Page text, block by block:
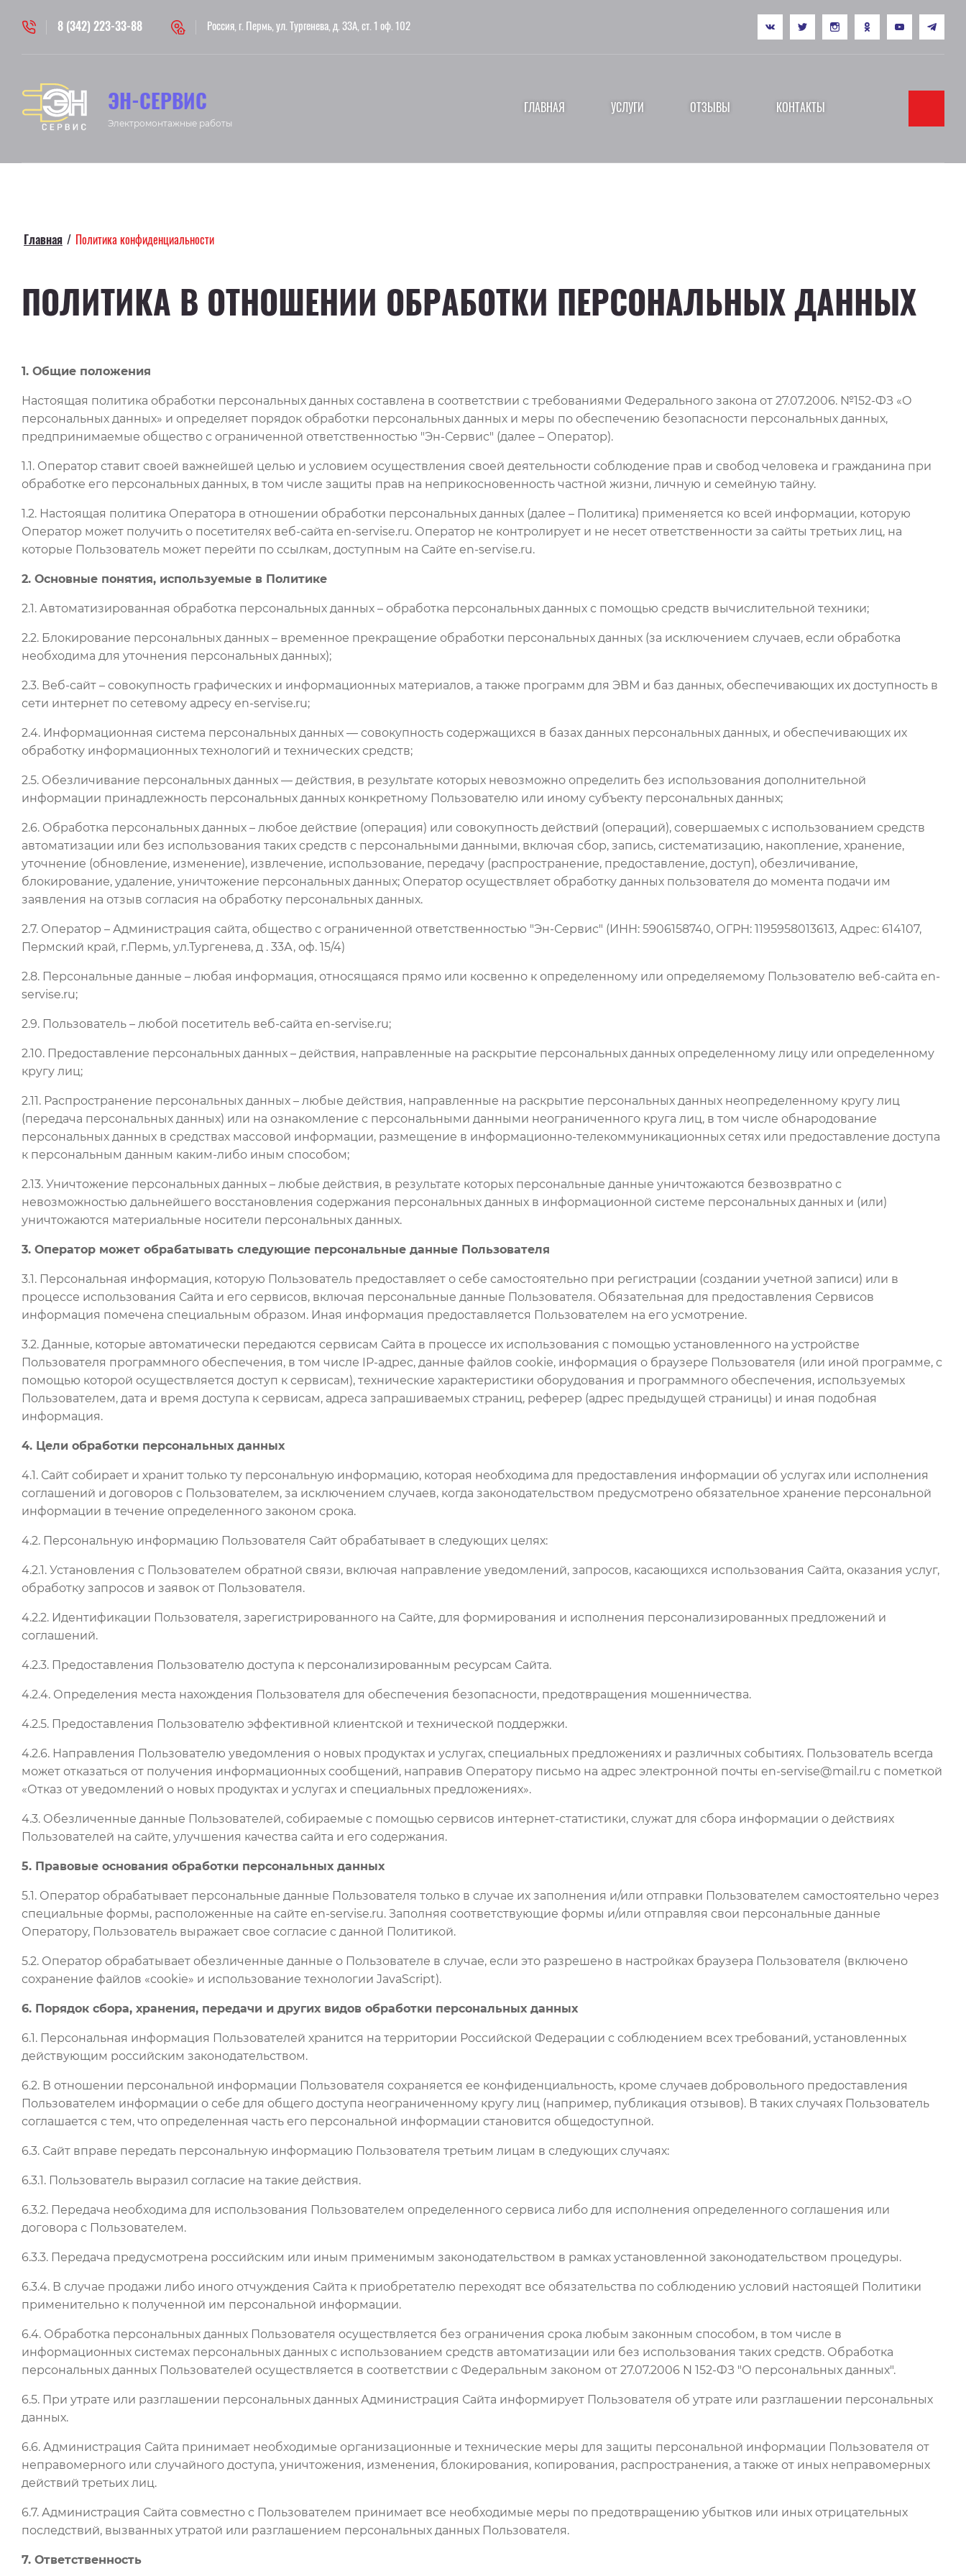
Россия, г. Пермь, ул. Тургенева, д. 33А, ст. 1 оф. 102
8 (342) 223-33-88
ЭН-СЕРВИС
Электромонтажные работы
ГЛАВНАЯ УСЛУГИ ОТЗЫВЫ КОНТАКТЫ
Главная / Политика конфиденциальности
ПОЛИТИКА В ОТНОШЕНИИ ОБРАБОТКИ ПЕРСОНАЛЬНЫХ ДАННЫХ
1. Общие положения
Настоящая политика обработки персональных данных составлена в соответствии с требованиями Федерального закона от 27.07.2006. №152-ФЗ «О
персональных данных» и определяет порядок обработки персональных данных и меры по обеспечению безопасности персональных данных,
предпринимаемые общество с ограниченной ответственностью "Эн-Сервис" (далее – Оператор).
1.1. Оператор ставит своей важнейшей целью и условием осуществления своей деятельности соблюдение прав и свобод человека и гражданина при
обработке его персональных данных, в том числе защиты прав на неприкосновенность частной жизни, личную и семейную тайну.
1.2. Настоящая политика Оператора в отношении обработки персональных данных (далее – Политика) применяется ко всей информации, которую
Оператор может получить о посетителях веб-сайта en-servise.ru. Оператор не контролирует и не несет ответственности за сайты третьих лиц, на
которые Пользователь может перейти по ссылкам, доступным на Сайте en-servise.ru.
2. Основные понятия, используемые в Политике
2.1. Автоматизированная обработка персональных данных – обработка персональных данных с помощью средств вычислительной техники;
2.2. Блокирование персональных данных – временное прекращение обработки персональных данных (за исключением случаев, если обработка
необходима для уточнения персональных данных);
2.3. Веб-сайт – совокупность графических и информационных материалов, а также программ для ЭВМ и баз данных, обеспечивающих их доступность в
сети интернет по сетевому адресу en-servise.ru;
2.4. Информационная система персональных данных — совокупность содержащихся в базах данных персональных данных, и обеспечивающих их
обработку информационных технологий и технических средств;
2.5. Обезличивание персональных данных — действия, в результате которых невозможно определить без использования дополнительной
информации принадлежность персональных данных конкретному Пользователю или иному субъекту персональных данных;
2.6. Обработка персональных данных – любое действие (операция) или совокупность действий (операций), совершаемых с использованием средств
автоматизации или без использования таких средств с персональными данными, включая сбор, запись, систематизацию, накопление, хранение,
уточнение (обновление, изменение), извлечение, использование, передачу (распространение, предоставление, доступ), обезличивание,
блокирование, удаление, уничтожение персональных данных; Оператор осуществляет обработку данных пользователя до момента подачи им
заявления на отзыв согласия на обработку персональных данных.
2.7. Оператор – Администрация сайта, общество с ограниченной ответственностью "Эн-Сервис" (ИНН: 5906158740, ОГРН: 1195958013613, Адрес: 614107,
Пермский край, г.Пермь, ул.Тургенева, д . 33А, оф. 15/4)
2.8. Персональные данные – любая информация, относящаяся прямо или косвенно к определенному или определяемому Пользователю веб-сайта en-
servise.ru;
2.9. Пользователь – любой посетитель веб-сайта en-servise.ru;
2.10. Предоставление персональных данных – действия, направленные на раскрытие персональных данных определенному лицу или определенному
кругу лиц;
2.11. Распространение персональных данных – любые действия, направленные на раскрытие персональных данных неопределенному кругу лиц
(передача персональных данных) или на ознакомление с персональными данными неограниченного круга лиц, в том числе обнародование
персональных данных в средствах массовой информации, размещение в информационно-телекоммуникационных сетях или предоставление доступа
к персональным данным каким-либо иным способом;
2.13. Уничтожение персональных данных – любые действия, в результате которых персональные данные уничтожаются безвозвратно с
невозможностью дальнейшего восстановления содержания персональных данных в информационной системе персональных данных и (или)
уничтожаются материальные носители персональных данных.
3. Оператор может обрабатывать следующие персональные данные Пользователя
3.1. Персональная информация, которую Пользователь предоставляет о себе самостоятельно при регистрации (создании учетной записи) или в
процессе использования Сайта и его сервисов, включая персональные данные Пользователя. Обязательная для предоставления Сервисов
информация помечена специальным образом. Иная информация предоставляется Пользователем на его усмотрение.
3.2. Данные, которые автоматически передаются сервисам Сайта в процессе их использования с помощью установленного на устройстве
Пользователя программного обеспечения, в том числе IP-адрес, данные файлов cookie, информация о браузере Пользователя (или иной программе, с
помощью которой осуществляется доступ к сервисам), технические характеристики оборудования и программного обеспечения, используемых
Пользователем, дата и время доступа к сервисам, адреса запрашиваемых страниц, реферер (адрес предыдущей страницы) и иная подобная
информация.
4. Цели обработки персональных данных
4.1. Сайт собирает и хранит только ту персональную информацию, которая необходима для предоставления информации об услугах или исполнения
соглашений и договоров с Пользователем, за исключением случаев, когда законодательством предусмотрено обязательное хранение персональной
информации в течение определенного законом срока.
4.2. Персональную информацию Пользователя Сайт обрабатывает в следующих целях:
4.2.1. Установления с Пользователем обратной связи, включая направление уведомлений, запросов, касающихся использования Сайта, оказания услуг,
обработку запросов и заявок от Пользователя.
4.2.2. Идентификации Пользователя, зарегистрированного на Сайте, для формирования и исполнения персонализированных предложений и
соглашений.
4.2.3. Предоставления Пользователю доступа к персонализированным ресурсам Сайта.
4.2.4. Определения места нахождения Пользователя для обеспечения безопасности, предотвращения мошенничества.
4.2.5. Предоставления Пользователю эффективной клиентской и технической поддержки.
4.2.6. Направления Пользователю уведомления о новых продуктах и услугах, специальных предложениях и различных событиях. Пользователь всегда
может отказаться от получения информационных сообщений, направив Оператору письмо на адрес электронной почты en-servise@mail.ru с пометкой
«Отказ от уведомлений о новых продуктах и услугах и специальных предложениях».
4.3. Обезличенные данные Пользователей, собираемые с помощью сервисов интернет-статистики, служат для сбора информации о действиях
Пользователей на сайте, улучшения качества сайта и его содержания.
5. Правовые основания обработки персональных данных
5.1. Оператор обрабатывает персональные данные Пользователя только в случае их заполнения и/или отправки Пользователем самостоятельно через
специальные формы, расположенные на сайте en-servise.ru. Заполняя соответствующие формы и/или отправляя свои персональные данные
Оператору, Пользователь выражает свое согласие с данной Политикой.
5.2. Оператор обрабатывает обезличенные данные о Пользователе в случае, если это разрешено в настройках браузера Пользователя (включено
сохранение файлов «cookie» и использование технологии JavaScript).
6. Порядок сбора, хранения, передачи и других видов обработки персональных данных
6.1. Персональная информация Пользователей хранится на территории Российской Федерации с соблюдением всех требований, установленных
действующим российским законодательством.
6.2. В отношении персональной информации Пользователя сохраняется ее конфиденциальность, кроме случаев добровольного предоставления
Пользователем информации о себе для общего доступа неограниченному кругу лиц (например, публикация отзывов). В таких случаях Пользователь
соглашается с тем, что определенная часть его персональной информации становится общедоступной.
6.3. Сайт вправе передать персональную информацию Пользователя третьим лицам в следующих случаях:
6.3.1. Пользователь выразил согласие на такие действия.
6.3.2. Передача необходима для использования Пользователем определенного сервиса либо для исполнения определенного соглашения или
договора с Пользователем.
6.3.3. Передача предусмотрена российским или иным применимым законодательством в рамках установленной законодательством процедуры.
6.3.4. В случае продажи либо иного отчуждения Сайта к приобретателю переходят все обязательства по соблюдению условий настоящей Политики
применительно к полученной им персональной информации.
6.4. Обработка персональных данных Пользователя осуществляется без ограничения срока любым законным способом, в том числе в
информационных системах персональных данных с использованием средств автоматизации или без использования таких средств. Обработка
персональных данных Пользователей осуществляется в соответствии с Федеральным законом от 27.07.2006 N 152-ФЗ "О персональных данных".
6.5. При утрате или разглашении персональных данных Администрация Сайта информирует Пользователя об утрате или разглашении персональных
данных.
6.6. Администрация Сайта принимает необходимые организационные и технические меры для защиты персональной информации Пользователя от
неправомерного или случайного доступа, уничтожения, изменения, блокирования, копирования, распространения, а также от иных неправомерных
действий третьих лиц.
6.7. Администрация Сайта совместно с Пользователем принимает все необходимые меры по предотвращению убытков или иных отрицательных
последствий, вызванных утратой или разглашением персональных данных Пользователя.
7. Ответственность